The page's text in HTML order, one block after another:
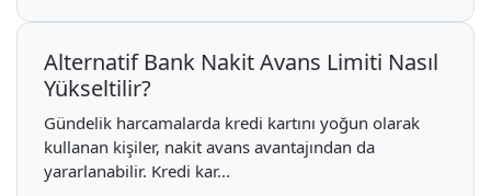
Alternatif Bank Nakit Avans Limiti Nasıl
Yükseltilir?
Gündelik harcamalarda kredi kartını yoğun olarak
kullanan kişiler, nakit avans avantajından da
yararlanabilir. Kredi kar...